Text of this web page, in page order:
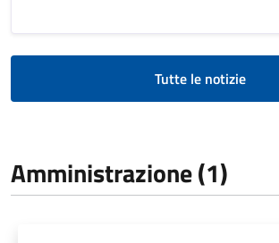
Tutte le notizie
Amministrazione (1)